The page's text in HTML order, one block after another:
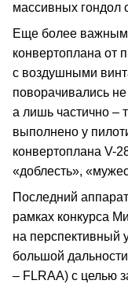
массивных гондол
Еще более важным
конвертоплана от
с воздушными
поворачивались
а лишь частично –
выполнено у
конвертоплана V-
«доблесть»,
Последний
рамках конкурса
на перспективный
большой
– FLRAA) с целью